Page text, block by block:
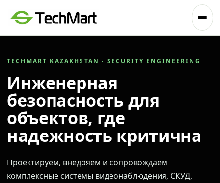
TECHMART KAZAKHSTAN · SECURITY ENGINEERING
Инженерная
безопасность для
объектов, где
надежность критична
Проектируем, внедряем и сопровождаем
комплексные системы видеонаблюдения, СКУД,